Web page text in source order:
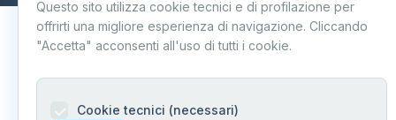
Questo sito utilizza cookie tecnici e di profilazione per
offrirti una migliore esperienza di navigazione. Cliccando
"Accetta" acconsenti all'uso di tutti i cookie.
Cookie tecnici (necessari)